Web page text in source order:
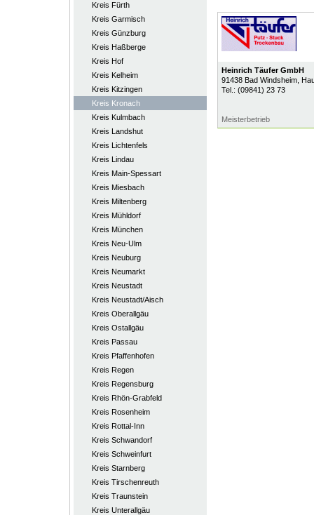
Kreis Fürth
Kreis Garmisch
Kreis Günzburg
Kreis Haßberge
Kreis Hof
Kreis Kelheim
Kreis Kitzingen
Kreis Kronach
Kreis Kulmbach
Kreis Landshut
Kreis Lichtenfels
Kreis Lindau
Kreis Main-Spessart
Kreis Miesbach
Kreis Miltenberg
Kreis Mühldorf
Kreis München
Kreis Neu-Ulm
Kreis Neuburg
Kreis Neumarkt
Kreis Neustadt
Kreis Neustadt/Aisch
Kreis Oberallgäu
Kreis Ostallgäu
Kreis Passau
Kreis Pfaffenhofen
Kreis Regen
Kreis Regensburg
Kreis Rhön-Grabfeld
Kreis Rosenheim
Kreis Rottal-Inn
Kreis Schwandorf
Kreis Schweinfurt
Kreis Starnberg
Kreis Tirschenreuth
Kreis Traunstein
Kreis Unterallgäu
Heinrich Täufer GmbH
91438 Bad Windsheim,
Tel.: (09841) 23 73
Meisterbetrieb